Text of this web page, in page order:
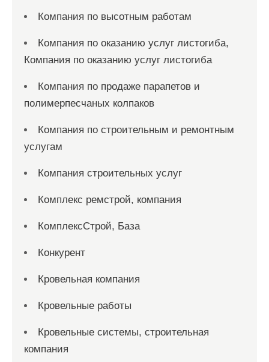
Компания по высотным работам
Компания по оказанию услуг листогиба,
Компания по оказанию услуг листогиба
Компания по продаже парапетов и
полимерпесчаных колпаков
Компания по строительным и ремонтным
услугам
Компания строительных услуг
Комплекс ремстрой, компания
КомплексСтрой, База
Конкурент
Кровельная компания
Кровельные работы
Кровельные системы, строительная
компания